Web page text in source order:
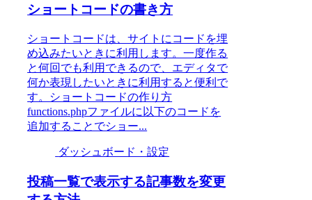
ショートコードの書き方
ショートコードは、サイトにコードを埋
め込みたいときに利用します。一度作る
と何回でも利用できるので、エディタで
何か表現したいときに利用すると便利で
す。ショートコードの作り方
functions.phpファイルに以下のコードを
追加することでショー...
ダッシュボード・設定
投稿一覧で表示する記事数を変更